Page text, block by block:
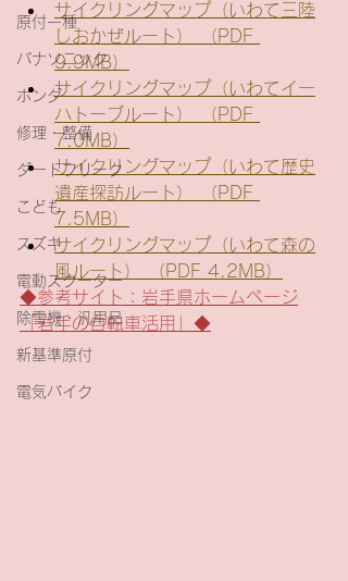
原付一種
パナソニック
ホンダ
修理・整備
ダートフリーク
こども
スズキ
電動スクーター
除雪機・汎用品
新基準原付
電気バイク
サイクリングマップ（いわて三陸
しおかぜルート） （PDF
9.9MB）
サイクリングマップ（いわてイー
ハトーブルート） （PDF
7.0MB）
サイクリングマップ（いわて歴史
遺産探訪ルート） （PDF
7.5MB）
サイクリングマップ（いわて森の
風ルート） （PDF 4.2MB）
◆参考サイト：岩手県ホームページ
「岩手の自転車活用」◆